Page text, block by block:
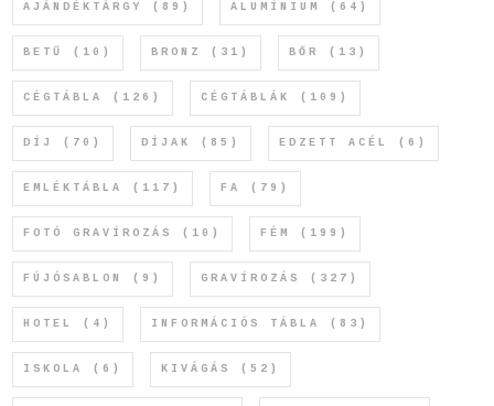
AJÁNDÉKTÁRGY (89) ALUMÍNIUM (64)
BETŰ (10) BRONZ (31) BŐR (13)
CÉGTÁBLA (126) CÉGTÁBLÁK (109)
DÍJ (70) DÍJAK (85) EDZETT ACÉL (6)
EMLÉKTÁBLA (117) FA (79)
FOTÓ GRAVÍROZÁS (10) FÉM (199)
FÚJÓSABLON (9) GRAVÍROZÁS (327)
HOTEL (4) INFORMÁCIÓS TÁBLA (83)
ISKOLA (6) KIVÁGÁS (52)